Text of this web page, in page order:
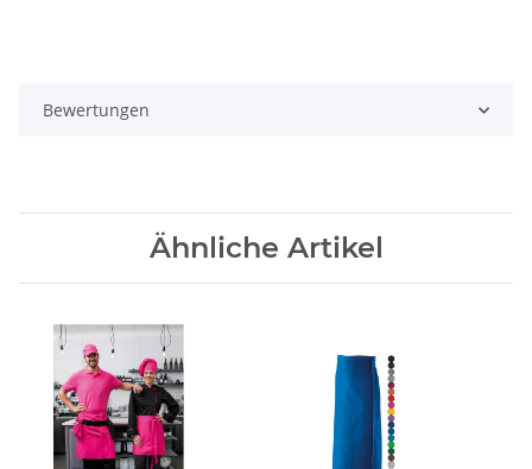
Bewertungen
Ähnliche Artikel